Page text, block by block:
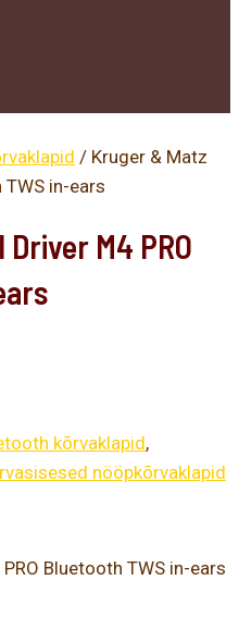
/ Kruger & Matz
TWS in-ears
M4 PRO
kõrvaklapid,
nööpkõrvaklapid
Bluetooth TWS in-ears